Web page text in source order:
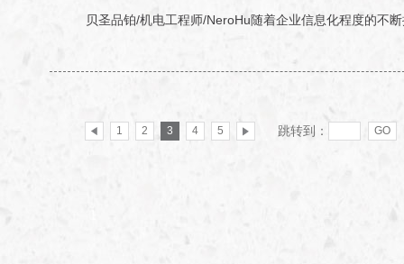
贝圣品铂/机电工程师/NeroHu随着企业信息化程度的不
1 2 3 4 5 跳转到： GO